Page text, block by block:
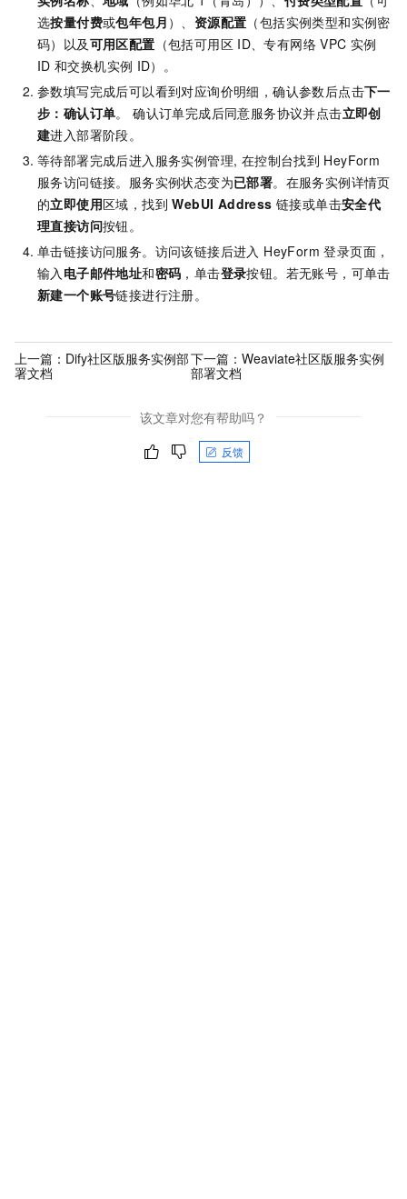
选按量付费或包年包月 ）、 资源配置 （包括实例类型和实例密
码）以及可用区配置 （包括可用区 ID、专有网络 VPC 实例
ID 和交换机实例 ID）。
参数填写完成后可以看到对应询价明细，确认参数后点击下一
步：确认订单。 确认订单完成后同意服务协议并点击立即创
建进入部署阶段。
等待部署完成后进入服务实例管理, 在控制台找到 HeyForm
服务访问链接。服务实例状态变为已部署。在服务实例详情页
的立即使用区域，找到WebUI Address 链接或单击安全代
理直接访问按钮。
单击链接访问服务。访问该链接后进入 HeyForm 登录页面，
输入 电子邮件地址和密码 ，单击登录按钮。若无账号，可单击
新建一个账号链接进行注册。
上一篇： Dify社区版服务实例部
署文档
下一篇： Weaviate社区版服务实例
部署文档
该文章对您有帮助吗？
反馈